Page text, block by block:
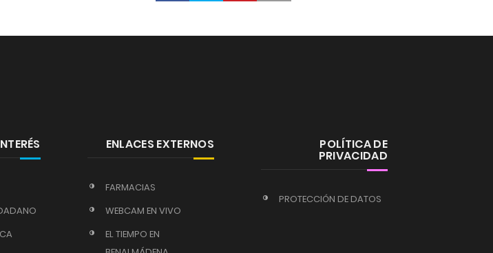
ENLACES EXTERNOS
FARMACIAS
WEBCAM EN VIVO
EL TIEMPO EN
POLÍTICA DE
PRIVACIDAD
PROTECCIÓN DE DATOS